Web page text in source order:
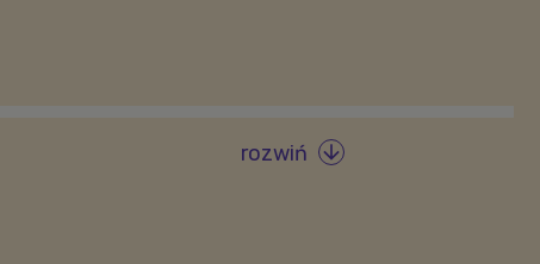
rozwiń 